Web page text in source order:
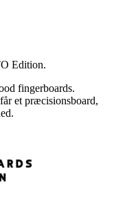
Edition.
fingerboards.
et præcisionsboard,